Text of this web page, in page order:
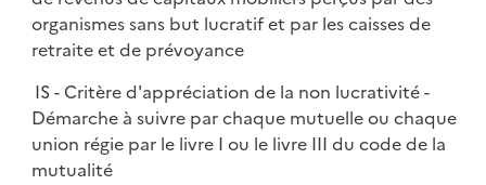
organismes sans but lucratif et par les caisses de
retraite et de prévoyance
IS - Critère d'appréciation de la non lucrativité -
Démarche à suivre par chaque mutuelle ou chaque
union régie par le livre I ou le livre III du code de la
mutualité